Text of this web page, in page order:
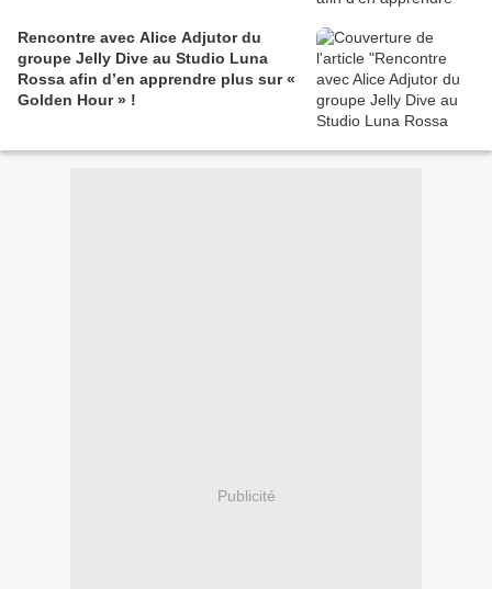
Rencontre avec Alice Adjutor du
groupe Jelly Dive au Studio Luna
Rossa afin d’en apprendre plus sur «
Golden Hour » !
Publicité